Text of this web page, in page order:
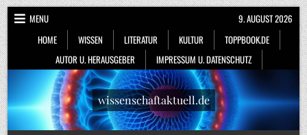
Skip
to
content
MENU
HOME
WISSEN LITERATUR KULTUR
TOPPBOOK.DE
AUTOR U. HERAUSGEBER
IMPRESSUM U. DATENSCHUTZ
9. AUGUST 2026
wissenschaftaktuell.de